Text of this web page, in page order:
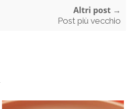
Altri post →
Post più vecchio